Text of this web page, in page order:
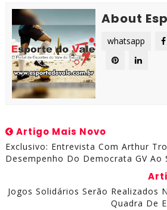
About
whatsapp
Artigo Mais Novo
Exclusivo: Entrevista Com Arthur
Desempenho Do Democrata GV Ao
Jogos Solidários Serão Realizados
Quadra De